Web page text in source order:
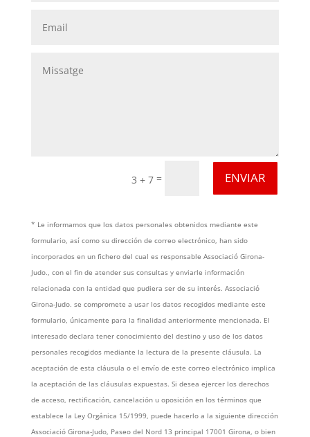
3 + 7 = ENVIAR
* Le informamos que los datos personales obtenidos mediante este
formulario, así como su dirección de correo electrónico, han sido
incorporados en un fichero del cual es responsable Associació Girona-
Judo., con el fin de atender sus consultas y enviarle información
relacionada con la entidad que pudiera ser de su interés. Associació
Girona-Judo. se compromete a usar los datos recogidos mediante este
formulario, únicamente para la finalidad anteriormente mencionada. El
interesado declara tener conocimiento del destino y uso de los datos
personales recogidos mediante la lectura de la presente cláusula. La
aceptación de esta cláusula o el envío de este correo electrónico implica
la aceptación de las cláusulas expuestas. Si desea ejercer los derechos
de acceso, rectificación, cancelación u oposición en los términos que
establece la Ley Orgánica 15/1999, puede hacerlo a la siguiente dirección
Associació Girona-Judo, Paseo del Nord 13 principal 17001 Girona, o bien